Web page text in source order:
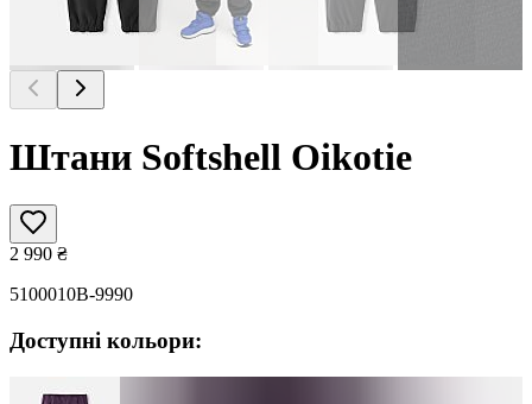
Штани Softshell Oikotie
2 990 ₴
5100010B-9990
Доступні кольори: